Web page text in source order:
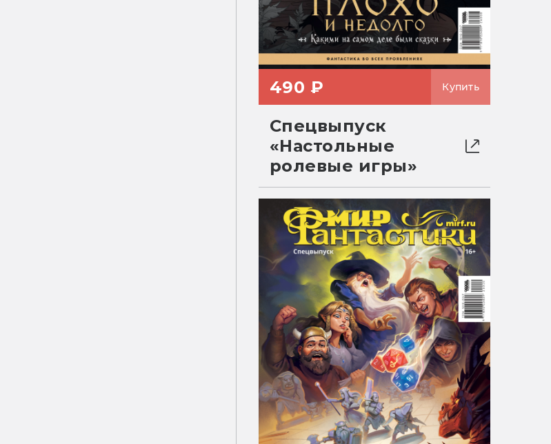
490 ₽ Купить
Спецвыпуск
«Настольные
ролевые игры»